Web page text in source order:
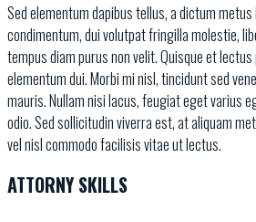
Sed elementum dapibus tellus, a dictum
condimentum, dui volutpat fringilla molestie,
tempus diam purus non velit. Quisque et
elementum dui. Morbi mi nisl, tincidunt sed
mauris. Nullam nisi lacus, feugiat eget varius
odio. Sed sollicitudin viverra est, at aliquam
vel nisl commodo facilisis vitae ut lectus.
ATTORNY SKILLS